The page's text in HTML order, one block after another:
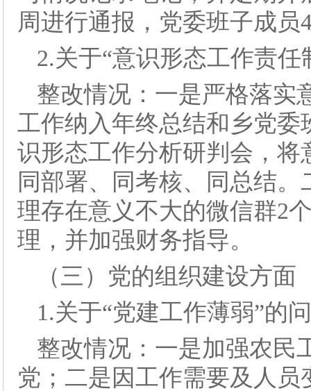
周进行通报，党委班子成
2.关于“意识形态工作责
整改情况：一是严格落实
工作纳入年终总结和乡党
识形态工作分析研判会，
同部署、同考核、同总结
理存在意义不大的微信群2
理，并加强财务指导。
（三）党的组织建设方面
1.关于“党建工作薄弱”的
整改情况：一是加强农民
党；二是因工作需要及人